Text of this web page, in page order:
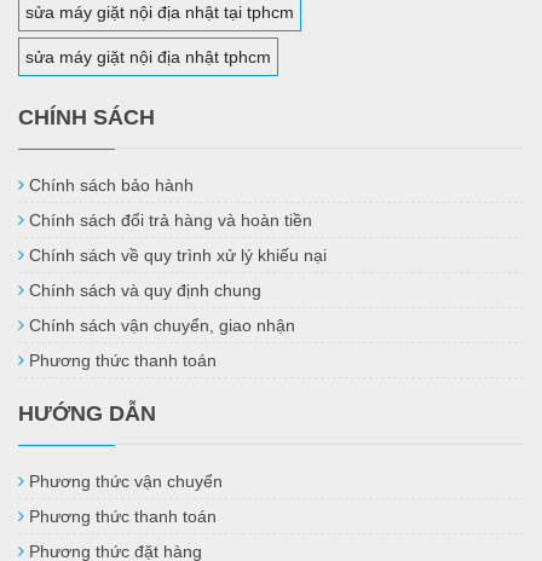
sửa máy giặt nội địa nhật tại tphcm
sửa máy giặt nội địa nhật tphcm
CHÍNH SÁCH
Chính sách bảo hành
Chính sách đổi trả hàng và hoàn tiền
Chính sách về quy trình xử lý khiếu nại
Chính sách và quy định chung
Chính sách vận chuyển, giao nhận
Phương thức thanh toán
HƯỚNG DẪN
Phương thức vận chuyển
Phương thức thanh toán
Phương thức đặt hàng